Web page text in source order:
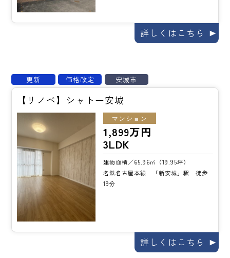
詳しくはこちら
更新 価格改定 安城市
【リノベ】シャトー安城
マンション
1,899万円
3LDK
建物面積／65.96㎡（19.95坪）
名鉄名古屋本線 「新安城」駅 徒歩
19分
詳しくはこちら